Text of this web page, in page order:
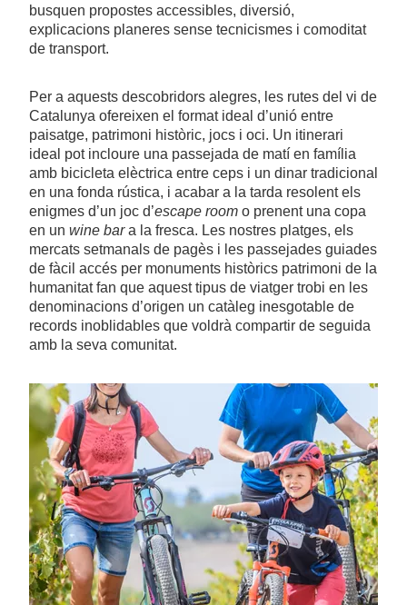
busquen propostes accessibles, diversió,
explicacions planeres sense tecnicismes i comoditat
de transport.
Per a aquests descobridors alegres, les rutes del vi de
Catalunya ofereixen el format ideal d’unió entre
paisatge, patrimoni històric, jocs i oci. Un itinerari
ideal pot incloure una passejada de matí en família
amb bicicleta elèctrica entre ceps i un dinar tradicional
en una fonda rústica, i acabar a la tarda resolent els
enigmes d’un joc d’escape room o prenent una copa
en un wine bara la fresca. Les nostres platges, els
mercats setmanals de pagès i les passejades guiades
de fàcil accés per monuments històrics patrimoni de la
humanitat fan que aquest tipus de viatger trobi en les
denominacions d’origen un catàleg inesgotable de
records inoblidables que voldrà compartir de seguida
amb la seva comunitat.